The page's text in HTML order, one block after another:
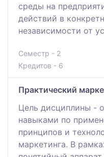
среды на
действий в
независимости от
Семестр - 2
Кредитов - 6
Практический
Цель дисциплины -
навыками по
принципов и
маркетинга. В